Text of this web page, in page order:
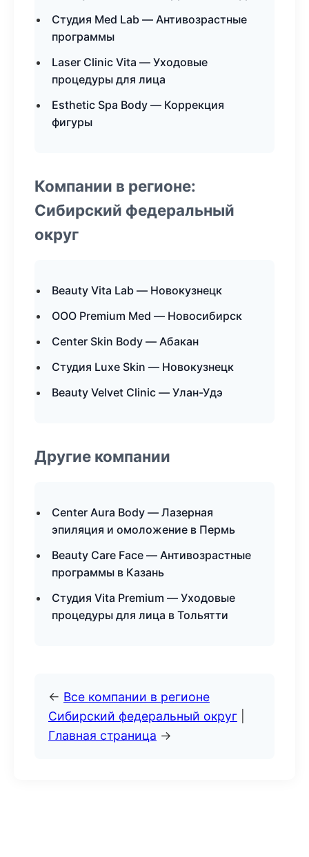
Студия Med Lab — Антивозрастные
программы
Laser Clinic Vita — Уходовые
процедуры для лица
Esthetic Spa Body — Коррекция
фигуры
Компании в регионе:
Сибирский федеральный
округ
Beauty Vita Lab — Новокузнецк
ООО Premium Med — Новосибирск
Center Skin Body — Абакан
Студия Luxe Skin — Новокузнецк
Beauty Velvet Clinic — Улан-Удэ
Другие компании
Center Aura Body — Лазерная
эпиляция и омоложение в Пермь
Beauty Care Face — Антивозрастные
программы в Казань
Студия Vita Premium — Уходовые
процедуры для лица в Тольятти
← Все компании в регионе
Сибирский федеральный округ
Главная страница →